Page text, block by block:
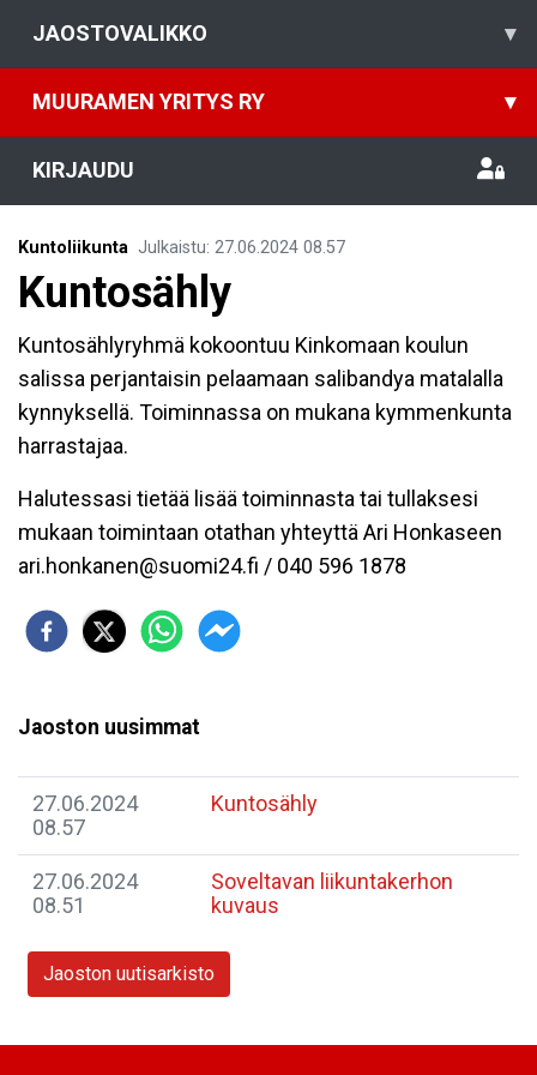
JAOSTOVALIKKO ▾
MUURAMEN YRITYS RY ▾
KIRJAUDU
Kuntoliikunta Julkaistu: 27.06.2024 08.57
Kuntosähly
Kuntosählyryhmä kokoontuu Kinkomaan koulun
salissa perjantaisin pelaamaan salibandya matalalla
kynnyksellä. Toiminnassa on mukana kymmenkunta
harrastajaa.
Halutessasi tietää lisää toiminnasta tai tullaksesi
mukaan toimintaan otathan yhteyttä Ari Honkaseen
ari.honkanen@suomi24.fi / 040 596 1878
Jaoston uusimmat
27.06.2024
08.57
Kuntosähly
27.06.2024
08.51
Soveltavan liikuntakerhon
kuvaus
Jaoston uutisarkisto